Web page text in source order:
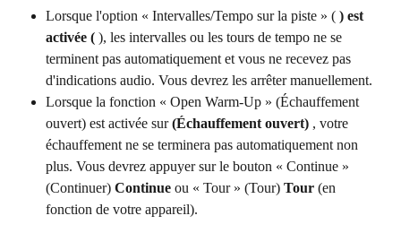
Lorsque l'option « Intervalles/Tempo sur la piste » ( ) est
activée ( ), les intervalles ou les tours de tempo ne se
terminent pas automatiquement et vous ne recevez pas
d'indications audio. Vous devrez les arrêter manuellement.
Lorsque la fonction « Open Warm-Up » (Échauffement
ouvert) est activée sur (Échauffement ouvert) , votre
échauffement ne se terminera pas automatiquement non
plus. Vous devrez appuyer sur le bouton « Continue »
(Continuer) Continue ou « Tour » (Tour) Tour (en
fonction de votre appareil).